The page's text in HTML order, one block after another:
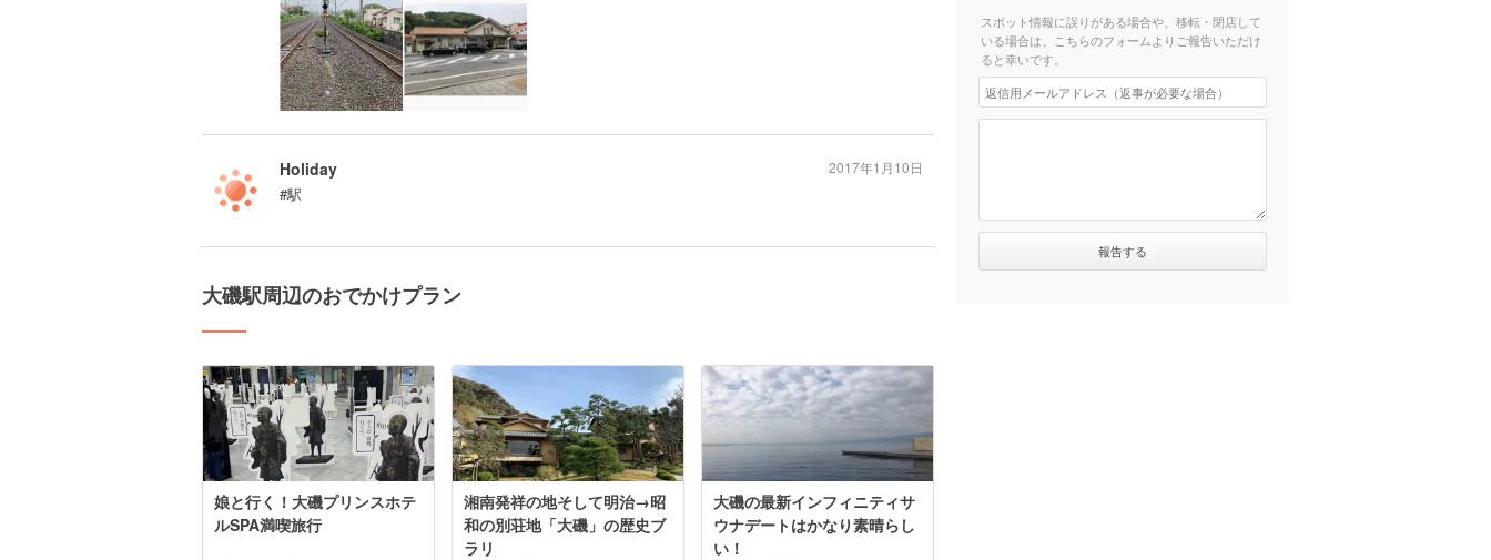
Holiday
#駅
2017年1月10日
大磯駅周辺のおでかけプラン
娘と行く！大磯プリンスホテ
ルSPA満喫旅行
湘南発祥の地そして明治→昭
和の別荘地「大磯」の歴史ブ
ラリ
大磯の最新インフィニティサ
ウナデートはかなり素晴らし
い！
スポット情報に誤りがある場合や、移転・閉店して
いる場合は、こちらのフォームよりご報告いただけ
ると幸いです。